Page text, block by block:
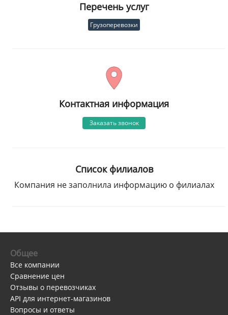
Перечень услуг
Грузоперевозки
Контактная информация
Заказать звонок
Список филиалов
Компания не заполнила информацию о филиалах
Общее
Все компании
Сравнение цен
Отзывы о перевозчиках
API для интернет-магазинов
Вопросы и ответы